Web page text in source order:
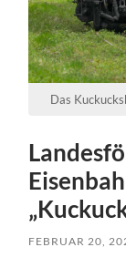
Das
FEBRUAR 20,